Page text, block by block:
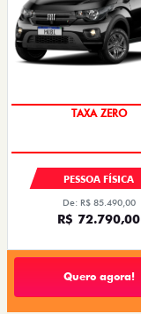
TAXA ZERO
PESSOA FÍSICA
De: R$ 85.490,00
R$ 72.790,00
Quero agora!